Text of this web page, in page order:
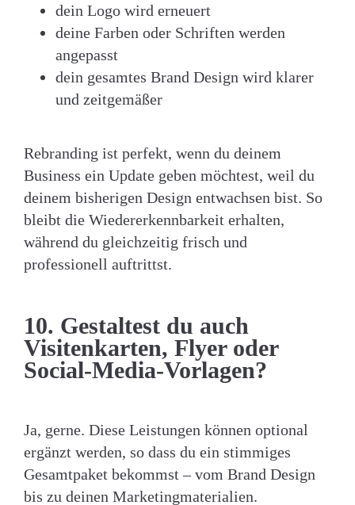
dein Logo wird erneuert
deine Farben oder Schriften werden
angepasst
dein gesamtes Brand Design wird klarer
und zeitgemäßer
Rebranding ist perfekt, wenn du deinem
Business ein Update geben möchtest, weil du
deinem bisherigen Design entwachsen bist. So
bleibt die Wiedererkennbarkeit erhalten,
während du gleichzeitig frisch und
professionell auftrittst.
10. Gestaltest du auch
Visitenkarten, Flyer oder
Social-Media-Vorlagen?
Ja, gerne. Diese Leistungen können optional
ergänzt werden, so dass du ein stimmiges
Gesamtpaket bekommst – vom Brand Design
bis zu deinen Marketingmaterialien.